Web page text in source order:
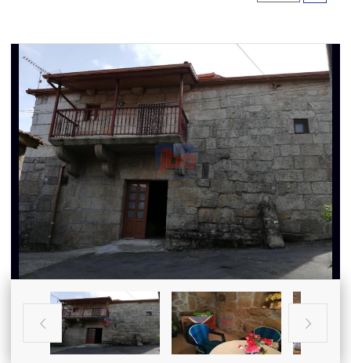



















 